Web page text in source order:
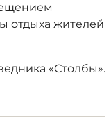
отдыха жителей
«Столбы».